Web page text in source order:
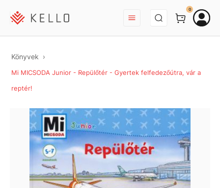
BEJELENTKEZÉS
0
Könyvek
Mi MICSODA Junior - Repülőtér - Gyertek felfedezőútra, vár a
reptér!